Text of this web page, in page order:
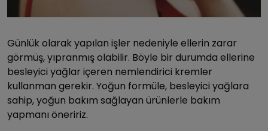
Günlük olarak yapılan işler nedeniyle ellerin zarar
görmüş, yıpranmış olabilir. Böyle bir durumda ellerine
besleyici yağlar içeren nemlendirici kremler
kullanman gerekir. Yoğun formüle, besleyici yağlara
sahip, yoğun bakım sağlayan ürünlerle bakım
yapmanı öneririz.